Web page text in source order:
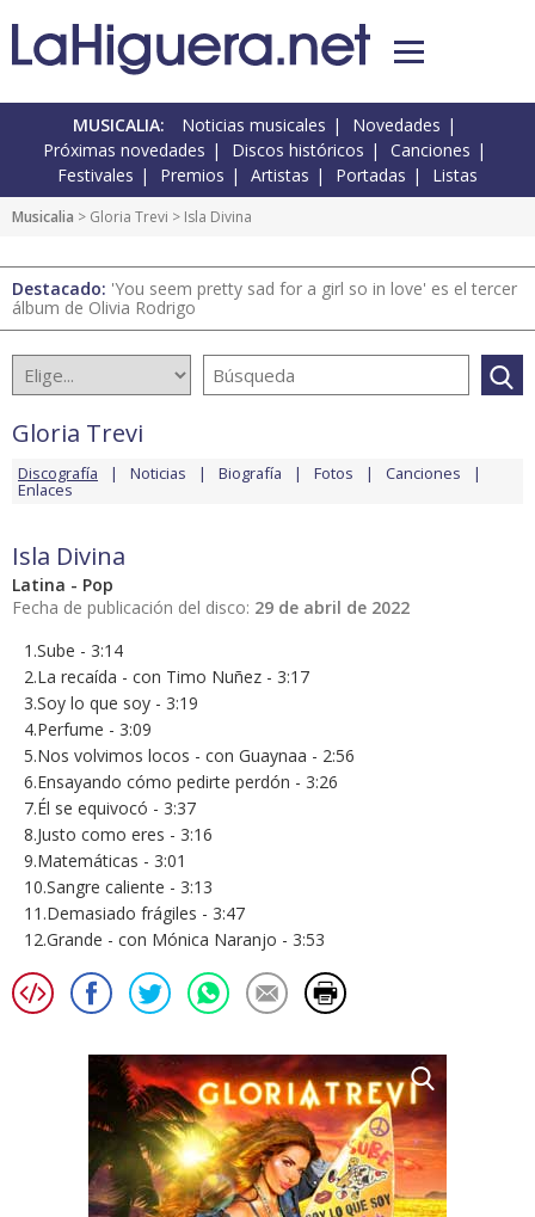
MUSICALIA: Noticias musicales
Novedades
Próximas novedades
Discos históricos
Canciones
Festivales
Premios Artistas Portadas Listas
Musicalia > Gloria Trevi > Isla Divina
Destacado: 'You seem pretty sad for a girl so in love' es el tercer
álbum de Olivia Rodrigo
Gloria Trevi
Discografía Noticias Biografía Fotos Canciones
Enlaces
Isla Divina
Latina - Pop
Fecha de publicación del disco: 29 de abril de 2022
1.Sube - 3:14
2.La recaída - con Timo Nuñez - 3:17
3.Soy lo que soy - 3:19
4.Perfume - 3:09
5.Nos volvimos locos - con Guaynaa - 2:56
6.Ensayando cómo pedirte perdón - 3:26
7.Él se equivocó - 3:37
8.Justo como eres - 3:16
9.Matemáticas - 3:01
10.Sangre caliente - 3:13
11.Demasiado frágiles - 3:47
12.Grande - con Mónica Naranjo - 3:53